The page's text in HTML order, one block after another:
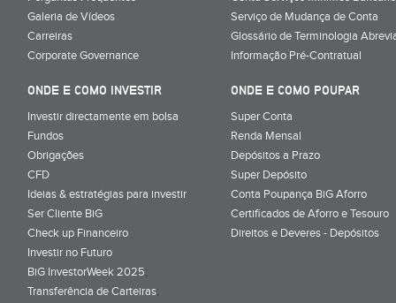
Galeria de Vídeos
Carreiras
Corporate Governance
Serviço de Mudança de Conta
Glossário de Terminologia
Informação Pré-Contratual
ONDE E COMO INVESTIR
Investir directamente em bolsa
Fundos
Obrigações
CFD
Ideias & estratégias para investir
Ser Cliente BiG
Check up Financeiro
Investir no Futuro
BiG InvestorWeek 2025;
Transferência de Carteiras;
ONDE E COMO POUPAR
Super Conta
Renda Mensal
Depósitos a Prazo
Super Depósito
Conta Poupança BiG Aforro
Certificados de Aforro e Tesouro
Direitos e Deveres - Depósitos